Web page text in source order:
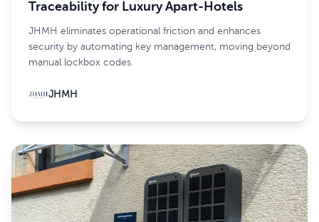
Traceability for Luxury Apart-Hotels
JHMH eliminates operational friction and enhances
security by automating key management, moving beyond
manual lockbox codes.
JHMH